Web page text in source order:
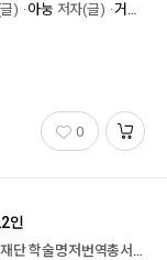
) 아눙 저자(글) 거이판
0
인
세기를 넘나드는 작가들 (한국연구재단 학술명저번역총서 동양편 611)